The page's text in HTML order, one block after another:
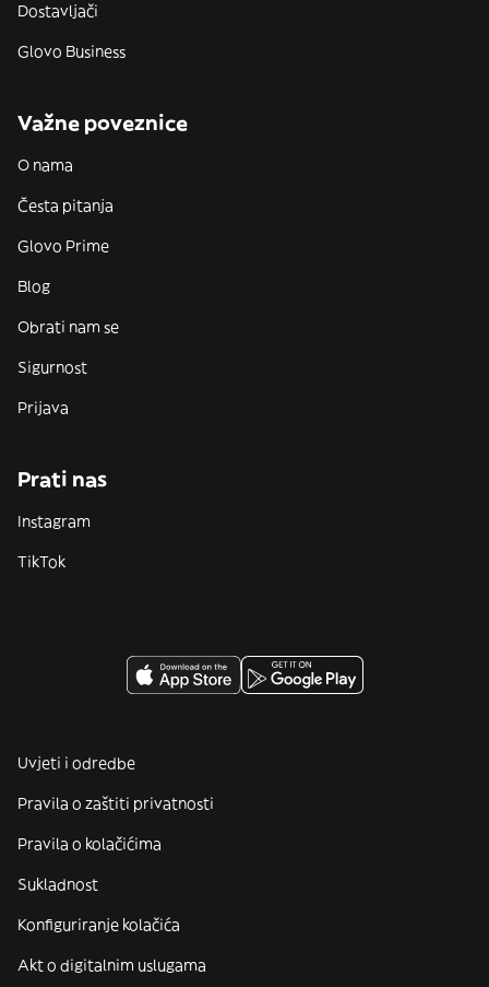
Dostavljači
Glovo Business
Važne poveznice
O nama
Česta pitanja
Glovo Prime
Blog
Obrati nam se
Sigurnost
Prijava
Prati nas
Instagram
TikTok
Uvjeti i odredbe
Pravila o zaštiti privatnosti
Pravila o kolačićima
Sukladnost
Konfiguriranje kolačića
Akt o digitalnim uslugama